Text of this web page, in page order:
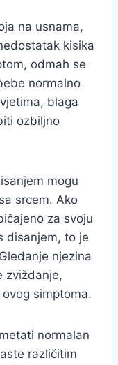
na usnama,
kisika
odmah se
normalno
blaga
ozbiljno
mogu
srcem. Ako
za svoju
disanjem, to je
njezina
zviždanje,
simptoma.
normalan
različitim